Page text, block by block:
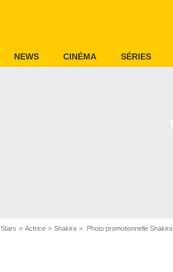
NEWS CINÉMA SÉRIES
Stars Actrice Shakira Photo promotionnelle Shakira